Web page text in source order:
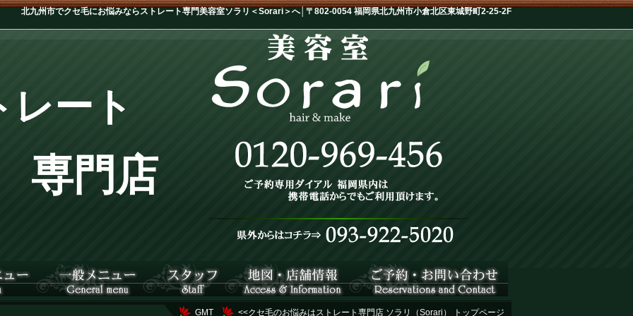
北九州市でクセ毛にお悩みならストレート専門美容室ソラリ＜Sorari＞へ│〒802-0054 福岡県北九州市小倉北区東城野町2-25-2F
ート
専門店
<<クセ毛のお悩みはストレート専門店 ソラリ（Sorari） トップページ
GMT